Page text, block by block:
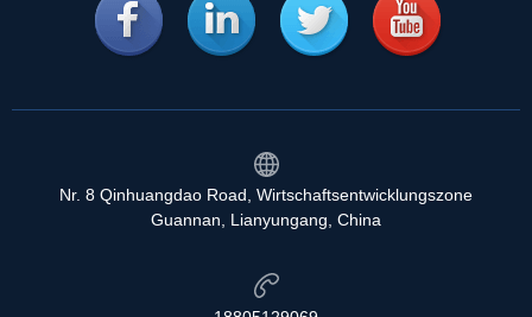
Nr. 8 Qinhuangdao Road, Wirtschaftsentwicklungszone
Guannan, Lianyungang, China